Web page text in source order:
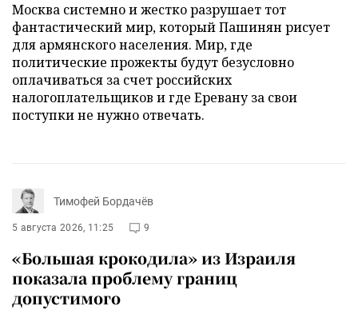
Москва системно и жестко разрушает тот
фантастический мир, который Пашинян рисует
для армянского населения. Мир, где
политические прожекты будут безусловно
оплачиваться за счет российских
налогоплательщиков и где Еревану за свои
поступки не нужно отвечать.
Тимофей Бордачёв
5 августа 2026, 11:25 9
«Большая крокодила» из Израиля
показала проблему границ
допустимого